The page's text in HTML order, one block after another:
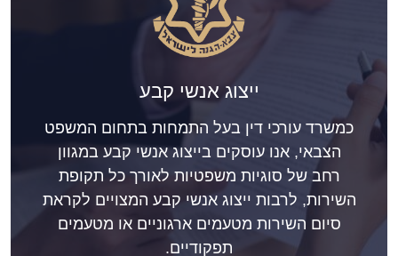
ייצוג אנשי קבע
כמשרד עורכי דין בעל התמחות בתחום המשפט
הצבאי, אנו עוסקים בייצוג אנשי קבע במגוון
רחב של סוגיות משפטיות לאורך כל תקופת
השירות, לרבות ייצוג אנשי קבע המצויים לקראת
סיום השירות מטעמים ארגוניים או מטעמים
תפקודיים.